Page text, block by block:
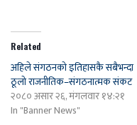
Related
अहिले संगठनको इतिहासकै सबैभन्दा
ठूलो राजनीतिक–संगठनात्मक संकट
२०८० असार २६, मंगलवार १४:२१
In "Banner News"